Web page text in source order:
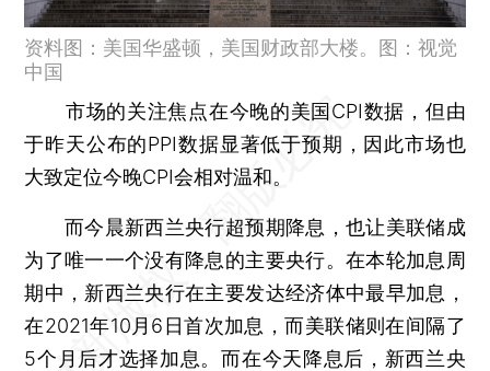
资料图：美国华盛顿，美国财政部大楼。图：视觉
中国
市场的关注焦点在今晚的美国CPI数据，但由
于昨天公布的PPI数据显著低于预期，因此市场也
大致定位今晚CPI会相对温和。
而今晨新西兰央行超预期降息，也让美联储成
为了唯一一个没有降息的主要央行。在本轮加息周
期中，新西兰央行在主要发达经济体中最早加息，
在2021年10月6日首次加息，而美联储则在间隔了
5个月后才选择加息。而在今天降息后，新西兰央